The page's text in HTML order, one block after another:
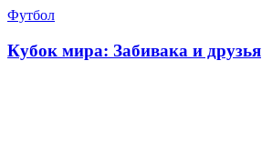
Футбол
Кубок мира: Забивака и друзья